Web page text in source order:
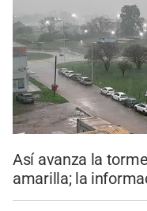
Así avanza la
amarilla; la